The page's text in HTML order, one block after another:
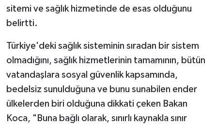
sitemi ve sağlık hizmetinde de esas olduğunu
belirtti.
Türkiye'deki sağlık sisteminin sıradan bir sistem
olmadığını, sağlık hizmetlerinin tamamının, bütün
vatandaşlara sosyal güvenlik kapsamında,
bedelsiz sunulduğuna ve bunu sunabilen ender
ülkelerden biri olduğuna dikkati çeken Bakan
Koca, "Buna bağlı olarak, sınırlı kaynakla sınır